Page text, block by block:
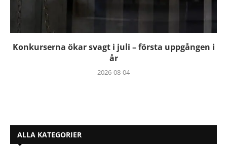
Konkurserna ökar svagt i juli – första uppgången i
år
2026-08-04
ALLA KATEGORIER